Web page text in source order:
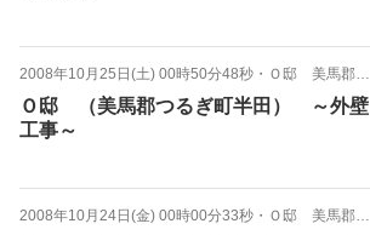
2008年10月25日(土) 00時50分48秒 ・ Ｏ邸 美馬郡つるぎ町半田
Ｏ邸 （美馬郡つるぎ町半田） ～外壁
工事～
2008年10月24日(金) 00時00分33秒 ・ Ｏ邸 美馬郡つるぎ町半田